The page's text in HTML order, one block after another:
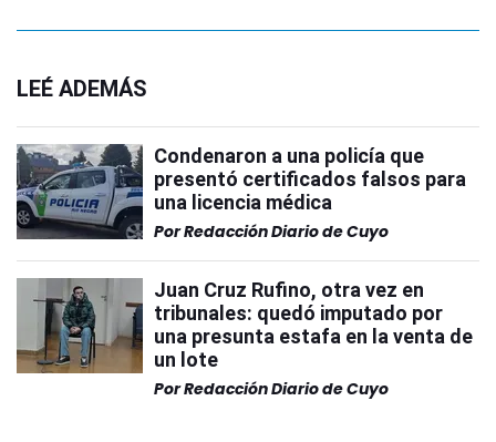
LEÉ ADEMÁS
Condenaron a una policía que
presentó certificados falsos para
una licencia médica
PorRedacción Diario de Cuyo
Juan Cruz Rufino, otra vez en
tribunales: quedó imputado por
una presunta estafa en la venta de
un lote
PorRedacción Diario de Cuyo